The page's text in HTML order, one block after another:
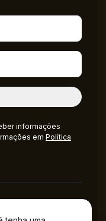
informações
em Política